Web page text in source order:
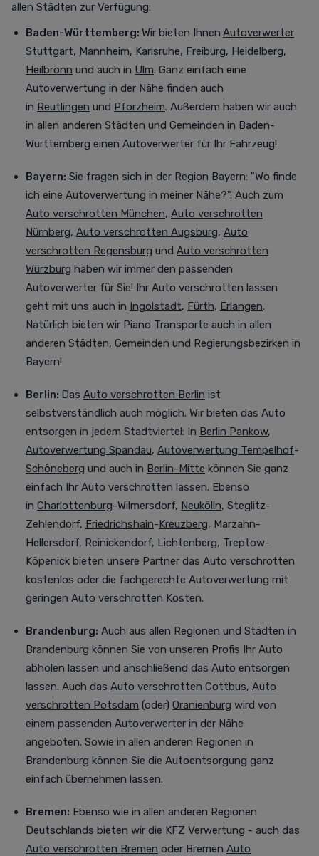
allen Städten zur Verfügung:
Baden-Württemberg: Wir bieten Ihnen Autoverwerter
Stuttgart, Mannheim, Karlsruhe, Freiburg, Heidelberg,
Heilbronn und auch in Ulm. Ganz einfach eine
Autoverwertung in der Nähe finden auch
in Reutlingen und Pforzheim. Außerdem haben wir auch
in allen anderen Städten und Gemeinden in Baden-
Württemberg einen Autoverwerter für Ihr Fahrzeug!
Bayern: Sie fragen sich in der Region Bayern: "Wo finde
ich eine Autoverwertung in meiner Nähe?". Auch zum
Auto verschrotten München, Auto verschrotten
Nürnberg, Auto verschrotten Augsburg, Auto
verschrotten Regensburg und Auto verschrotten
Würzburg haben wir immer den passenden
Autoverwerter für Sie! Ihr Auto verschrotten lassen
geht mit uns auch in Ingolstadt, Fürth, Erlangen.
Natürlich bieten wir Piano Transporte auch in allen
anderen Städten, Gemeinden und Regierungsbezirken in
Bayern!
Berlin: Das Auto verschrotten Berlin ist
selbstverständlich auch möglich. Wir bieten das Auto
entsorgen in jedem Stadtviertel: In Berlin Pankow,
Autoverwertung Spandau, Autoverwertung Tempelhof-
Schöneberg und auch in Berlin-Mitte können Sie ganz
einfach Ihr Auto verschrotten lassen. Ebenso
in Charlottenburg-Wilmersdorf, Neukölln, Steglitz-
Zehlendorf, Friedrichshain-Kreuzberg, Marzahn-
Hellersdorf, Reinickendorf, Lichtenberg, Treptow-
Köpenick bieten unsere Partner das Auto verschrotten
kostenlos oder die fachgerechte Autoverwertung mit
geringen Auto verschrotten Kosten.
Brandenburg: Auch aus allen Regionen und Städten in
Brandenburg können Sie von unseren Profis Ihr Auto
abholen lassen und anschließend das Auto entsorgen
lassen. Auch das Auto verschrotten Cottbus, Auto
verschrotten Potsdam (oder) Oranienburg wird von
einem passenden Autoverwerter in der Nähe
angeboten. Sowie in allen anderen Regionen in
Brandenburg können Sie die Autoentsorgung ganz
einfach übernehmen lassen.
Bremen: Ebenso wie in allen anderen Regionen
Deutschlands bieten wir die KFZ Verwertung - auch das
Auto verschrotten Bremen oder Bremen Auto